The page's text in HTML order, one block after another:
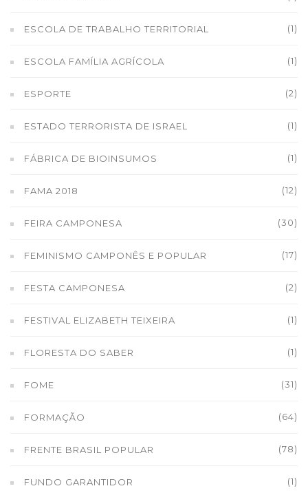
ESCOLA DE TRABALHO TERRITORIAL (1)
ESCOLA FAMÍLIA AGRÍCOLA (1)
ESPORTE (2)
ESTADO TERRORISTA DE ISRAEL (1)
FÁBRICA DE BIOINSUMOS (1)
FAMA 2018 (12)
FEIRA CAMPONESA (30)
FEMINISMO CAMPONÊS E POPULAR (17)
FESTA CAMPONESA (2)
FESTIVAL ELIZABETH TEIXEIRA (1)
FLORESTA DO SABER (1)
FOME (31)
FORMAÇÃO (64)
FRENTE BRASIL POPULAR (78)
FUNDO GARANTIDOR (1)